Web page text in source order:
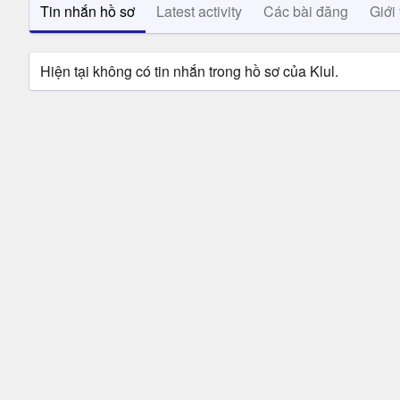
Tin nhắn hồ sơ Latest activity Các bài đăng Giới
Hiện tại không có tin nhắn trong hồ sơ của Klul.